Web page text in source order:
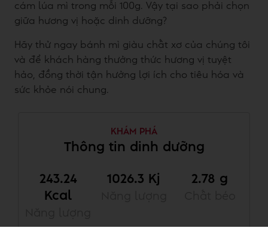
cám lúa mì trong mỗi 100g. Vậy tại sao phải chọn
giữa hương vị hoặc dinh dưỡng?
Hãy thử ngay bánh mì giàu chất xơ của chúng tôi
và để khách hàng thưởng thức hương vị tuyệt
hảo, đồng thời tận hưởng lợi ích cho tiêu hóa và
sức khỏe nói chung.
KHÁM PHÁ
Thông tin dinh dưỡng
243.24
Kcal
1026.3 Kj 2.78 g